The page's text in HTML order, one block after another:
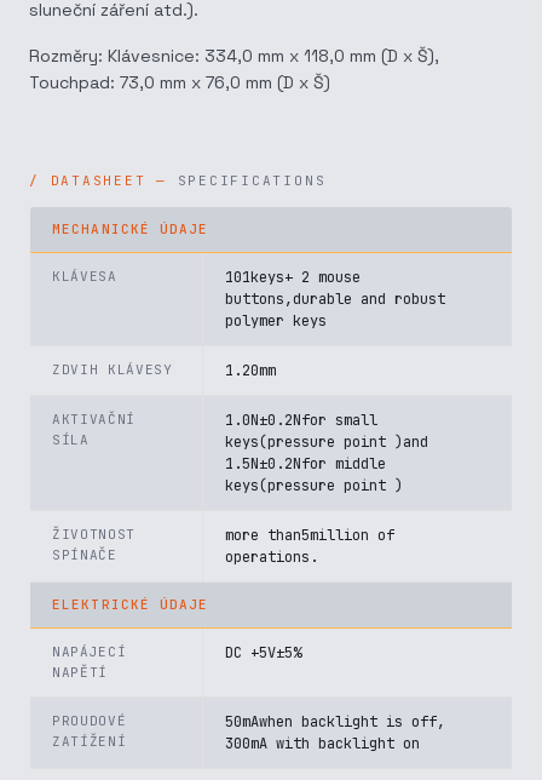
sluneční záření atd.).
Rozměry: Klávesnice: 334,0 mm x 118,0 mm (D x Š),
Touchpad: 73,0 mm x 76,0 mm (D x Š)
SPECIFICATIONS
MECHANICKÉ ÚDAJE
KLÁVESA
101keys+ 2 mouse
buttons,durable and robust
polymer keys
ZDVIH KLÁVESY 1.20mm
AKTIVAČNÍ
SÍLA
1.0N±0.2Nfor small
keys(pressure point )and
1.5N±0.2Nfor middle
keys(pressure point )
ŽIVOTNOST
SPÍNAČE
more than5million of
operations.
ELEKTRICKÉ ÚDAJE
NAPÁJECÍ
NAPĚTÍ
DC +5V±5%
PROUDOVÉ
ZATÍŽENÍ
50mAwhen backlight is off,
300mA with backlight on